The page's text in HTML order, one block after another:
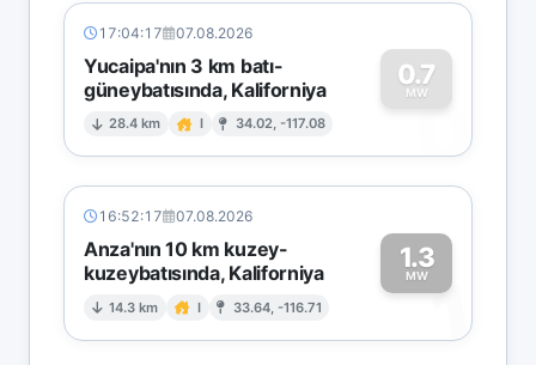
17:04:17 07.08.2026
Yucaipa'nın 3 km batı-
güneybatısında, Kaliforniya
28.4 km I 34.02, -117.08
0.7
MW
0
16:52:17 07.08.2026
Anza'nın 10 km kuzey-
kuzeybatısında, Kaliforniya
14.3 km I 33.64, -116.71
1.3
MW1